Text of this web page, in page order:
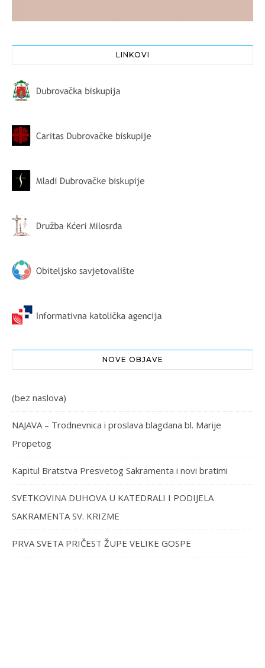
LINKOVI
NOVE OBJAVE
(bez naslova)
NAJAVA – Trodnevnica i proslava blagdana bl. Marije
Propetog
Kapitul Bratstva Presvetog Sakramenta i novi bratimi
SVETKOVINA DUHOVA U KATEDRALI I PODIJELA
SAKRAMENTA SV. KRIZME
PRVA SVETA PRIČEST ŽUPE VELIKE GOSPE